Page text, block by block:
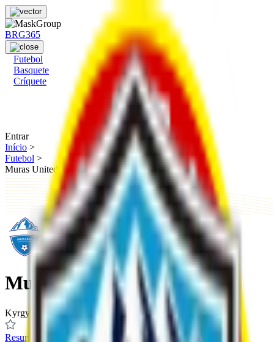
BRG365
Futebol
Basquete
Críquete
Entrar
Início >
Futebol >
Muras United
Muras United
Kyrgyzstan
Resumo